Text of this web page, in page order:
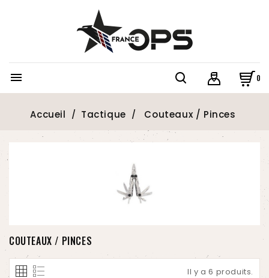
 0
Accueil Tactique Couteaux / Pinces
COUTEAUX / PINCES
Il y a 6 produits.